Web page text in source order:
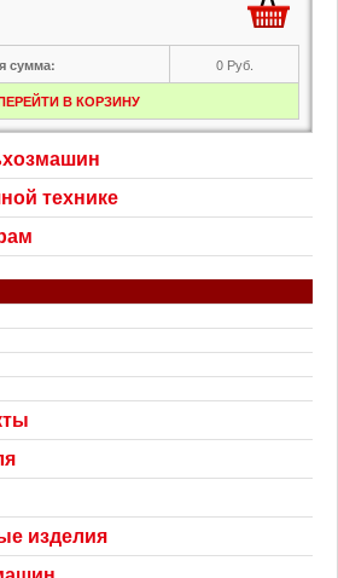
сумма: 0 Руб.
В КОРЗИНУ
технике
изделия